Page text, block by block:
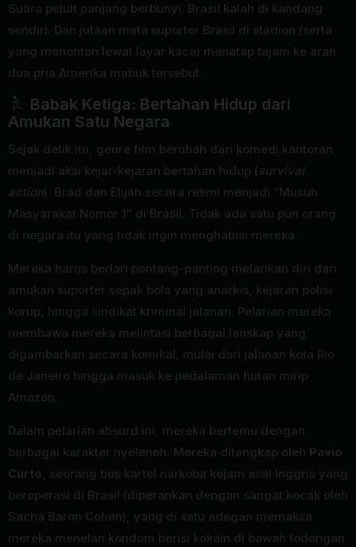
Suara peluit panjang berbunyi. Brasil kalah di kandang
sendiri. Dan jutaan mata suporter Brasil di stadion (serta
yang menonton lewat layar kaca) menatap tajam ke arah
dua pria Amerika mabuk tersebut.
Babak Ketiga: Bertahan Hidup dari
Amukan Satu Negara
Sejak detik itu, genre film berubah dari komedi kantoran
menjadi aksi kejar-kejaran bertahan hidup (survival
action). Brad dan Elijah secara resmi menjadi “Musuh
Masyarakat Nomor 1” di Brasil. Tidak ada satu pun orang
di negara itu yang tidak ingin menghabisi mereka.
Mereka harus berlari pontang-panting melarikan diri dari
amukan suporter sepak bola yang anarkis, kejaran polisi
korup, hingga sindikat kriminal jalanan. Pelarian mereka
membawa mereka melintasi berbagai lanskap yang
digambarkan secara komikal, mulai dari jalanan kota Rio
de Janeiro hingga masuk ke pedalaman hutan mirip
Amazon.
Dalam pelarian absurd ini, mereka bertemu dengan
berbagai karakter nyeleneh. Mereka ditangkap oleh Pavio
Curto, seorang bos kartel narkoba kejam asal Inggris yang
beroperasi di Brasil (diperankan dengan sangat kocak oleh
Sacha Baron Cohen), yang di satu adegan memaksa
mereka menelan kondom berisi kokain di bawah todongan